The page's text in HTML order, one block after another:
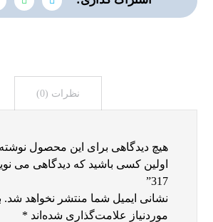
نظرات (0)
هیچ دیدگاهی برای این محصول
اولین کسی باشید که دیدگاهی می
317”
نشانی ایمیل شما منتشر نخواهد شد.
موردنیاز علامت‌گذاری شده‌اند *